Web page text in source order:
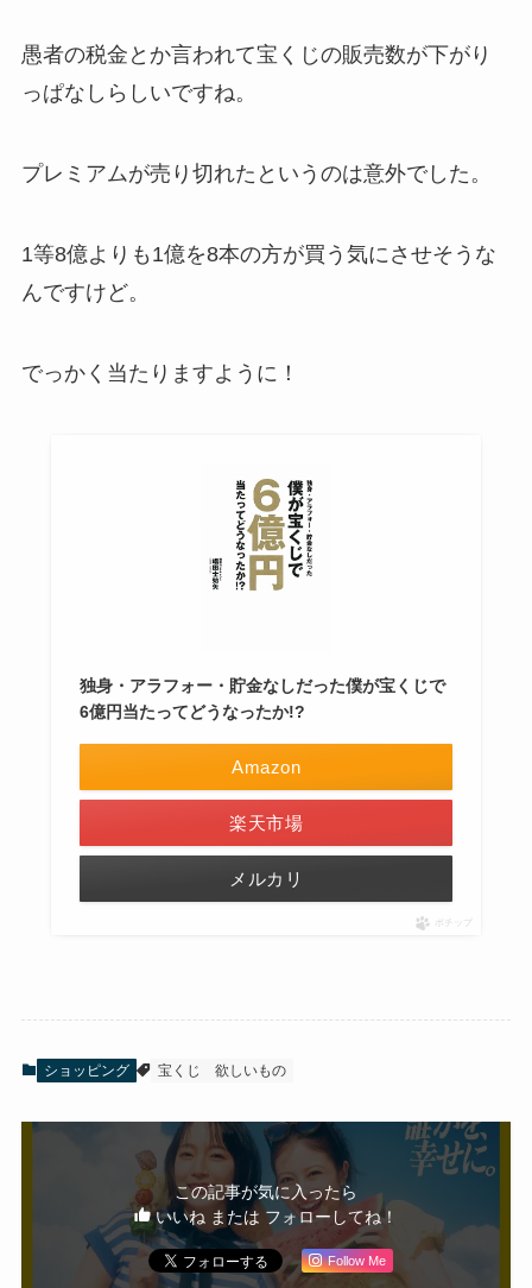
愚者の税金とか言われて宝くじの販売数が下がり
っぱなしらしいですね。
プレミアムが売り切れたというのは意外でした。
1等8億よりも1億を8本の方が買う気にさせそうな
んですけど。
でっかく当たりますように！
独身・アラフォー・貯金なしだった僕が宝くじで
6億円当たってどうなったか!?
Amazon
楽天市場
メルカリ
ポチップ
ショッピング 宝くじ 欲しいもの
この記事が気に入ったら
いいね または フォローしてね！
Follow Me